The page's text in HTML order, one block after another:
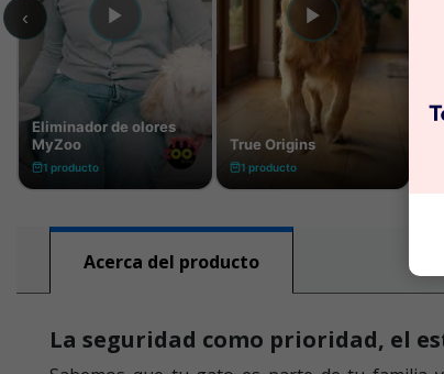
Acerca del producto
La seguridad como prioridad, el